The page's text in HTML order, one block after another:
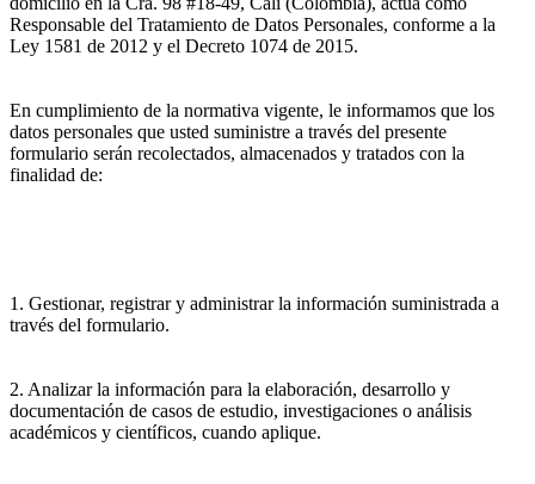
Responsable del Tratamiento de Datos Personales, conforme a la
Ley 1581 de 2012 y el Decreto 1074 de 2015.
En cumplimiento de la normativa vigente, le informamos que los
datos personales que usted suministre a través del presente
formulario serán recolectados, almacenados y tratados con la
finalidad de:
1. Gestionar, registrar y administrar la información suministrada a
través del formulario.
2. Analizar la información para la elaboración, desarrollo y
documentación de casos de estudio, investigaciones o análisis
académicos y científicos, cuando aplique.